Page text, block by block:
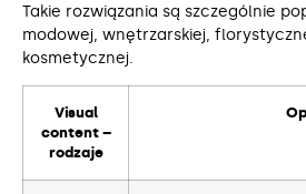
Takie rozwiązania są szczególnie
modowej, wnętrzarskiej,
kosmetycznej.
Visual
content –
rodzaje